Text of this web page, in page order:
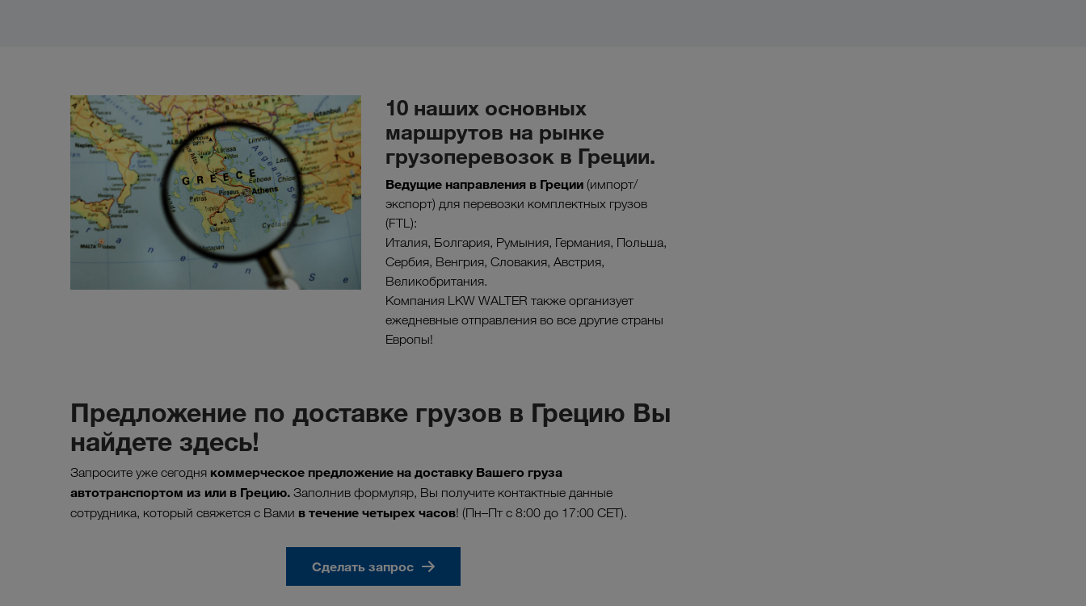
10 наших основных
маршрутов на рынке
грузоперевозок в Греции.
Ведущие направления в Греции (импорт/
экспорт) для перевозки комплектных грузов
(FTL):
Италия, Болгария, Румыния, Германия, Польша,
Сербия, Венгрия, Словакия, Австрия,
Великобритания.
Компания LKW WALTER также организует
ежедневные отправления во все другие страны
Европы!
Предложение по доставке грузов в Грецию Вы
найдете здесь!
Запросите уже сегодня коммерческое предложение на доставку Вашего груза
автотранспортом из или в Грецию. Заполнив формуляр, Вы получите контактные данные
сотрудника, который свяжется с Вами в течение четырех часов! (Пн–Пт с 8:00 до 17:00 CET).
Сделать запрос